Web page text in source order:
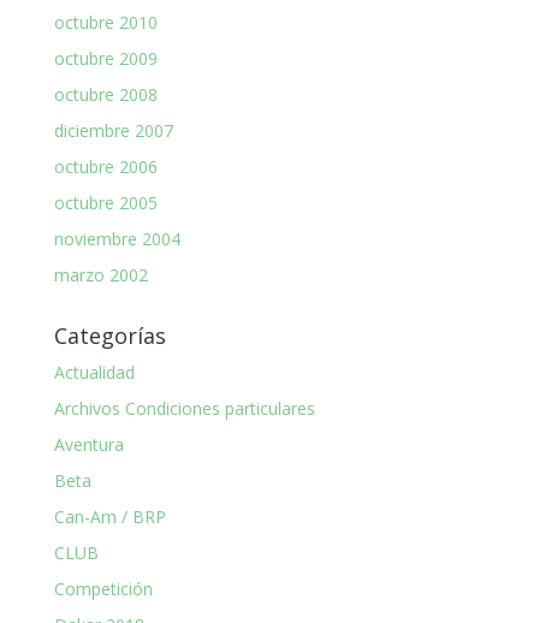
octubre 2010
octubre 2009
octubre 2008
diciembre 2007
octubre 2006
octubre 2005
noviembre 2004
marzo 2002
Categorías
Actualidad
Archivos Condiciones particulares
Aventura
Beta
Can-Am / BRP
CLUB
Competición